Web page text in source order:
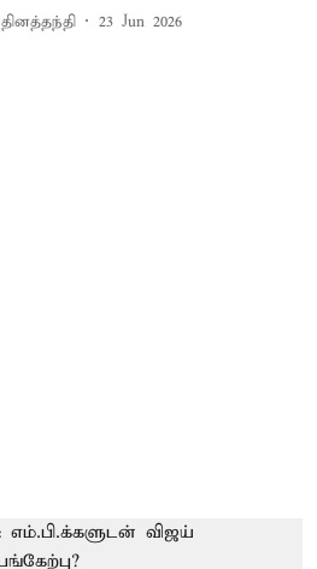
தினத்தந்தி 23 Jun 2026